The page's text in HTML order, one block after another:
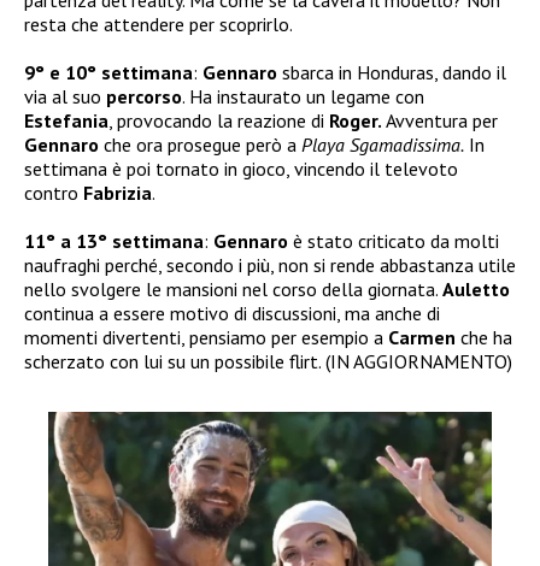
resta che attendere per scoprirlo.
9° e 10° settimana: Gennaro sbarca in Honduras, dando il
via al suo percorso. Ha instaurato un legame con
Estefania, provocando la reazione di Roger. Avventura per
Gennaro che ora prosegue però a Playa Sgamadissima. In
settimana è poi tornato in gioco, vincendo il televoto
contro Fabrizia.
11° a 13° settimana: Gennaro è stato criticato da molti
naufraghi perché, secondo i più, non si rende abbastanza utile
nello svolgere le mansioni nel corso della giornata. Auletto
continua a essere motivo di discussioni, ma anche di
momenti divertenti, pensiamo per esempio a Carmen che ha
scherzato con lui su un possibile flirt. (IN AGGIORNAMENTO)